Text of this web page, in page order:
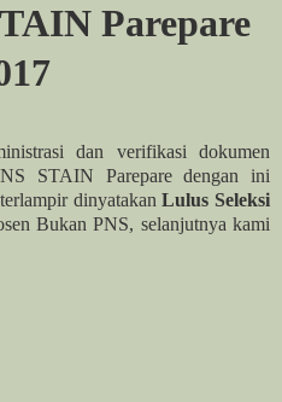
Parepare
dan verifikasi dokumen
STAIN Parepare dengan ini
dinyatakanLulus Seleksi
Bukan PNS, selanjutnya kami